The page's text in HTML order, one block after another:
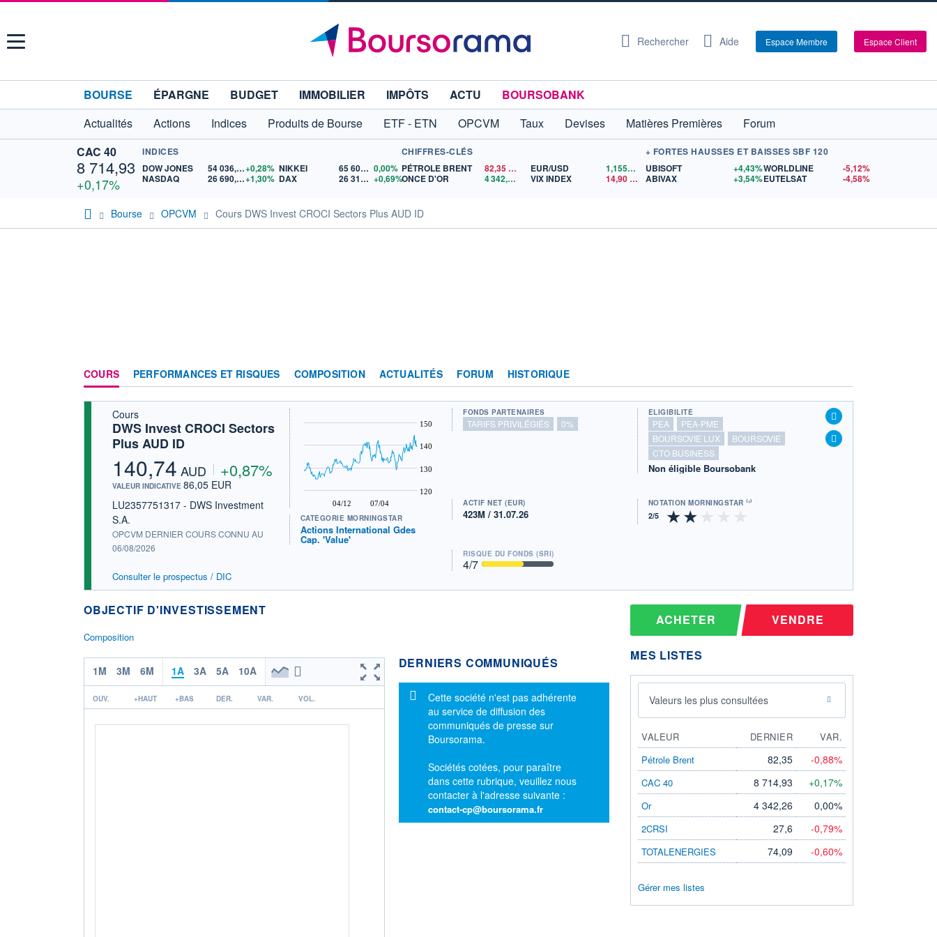
Menu Rechercher Aide Espace Membre Espace Client
BOURSE ÉPARGNE BUDGET IMMOBILIER IMPÔTS ACTU
BOURSOBANK
Actualités
Actions Indices Produits de Bourse ETF - ETN OPCVM Taux Devises Matières Premières
Forum
CAC 40
8 714,93
+0,17%
INDICES
DOW JONES
54 036,93+0,28%
NASDAQ
26 690,62+1,30%
NIKKEI 65 606,71 0,00%
DAX
26 319,45 +0,69%
CHIFFRES-CLÉS
PÉTROLE BRENT
82,35$US
ONCE D'OR
4 342,26 $US
EUR/USD 1,1559$US
VIX INDEX
14,90
+ FORTES HAUSSES ET BAISSES SBF 120
UBISOFT
+4,43%
ABIVAX
+3,54%
WORLDLINE
-5,12%
EUTELSAT
-4,58%
Bourse OPCVM Cours DWS Invest CROCI Sectors Plus AUD ID
COURS PERFORMANCES ET RISQUES COMPOSITION ACTUALITÉS FORUM HISTORIQUE
Cours
DWS Invest CROCI Sectors
Plus AUD ID
140,74 AUD +0,87%
VALEUR INDICATIVE 86,05 EUR
LU2357751317 - DWS Investment
S.A.
OPCVM DERNIER COURS CONNU AU
06/08/2026
Consulter le prospectus / DIC
04/12 07/04
120
130
140
150
CATÉGORIE MORNINGSTAR
Actions International Gdes
Cap. 'Value'
FONDS PARTENAIRES
TARIFS PRIVILÉGIÉS 0%
ÉLIGIBILITÉ
PEA
PEA-PME
BOURSOVIE LUX
BOURSOVIE
CTO BUSINESS
Non éligible Boursobank
ACTIF NET (EUR)
423M / 31.07.26
NOTATION MORNINGSTAR ⁽¹⁾
RISQUE DU FONDS (SRI)
4/7
OBJECTIF D'INVESTISSEMENT
Composition
1M 3M 6M 1A 3A 5A 10A
OUV. +HAUT +BAS DER. VAR. VOL.
DERNIERS COMMUNIQUÉS
Message d'information
Cette société n'est pas adhérente
au service de diffusion des
communiqués de presse sur
Boursorama.
Sociétés cotées, pour paraître
dans cette rubrique, veuillez nous
contacter à l'adresse suivante :
contact-cp@boursorama.fr
ACHETER VENDRE
MES LISTES
Valeurs les plus consultées
VALEUR DERNIER
VAR.
Pétrole Brent
82,35 -0,88%
CAC 40 8 714,93 +0,17%
Or 4 342,26 0,00%
2CRSI 27,6 -0,79%
TOTALENERGIES 74,09 -0,60%
Gérer mes listes